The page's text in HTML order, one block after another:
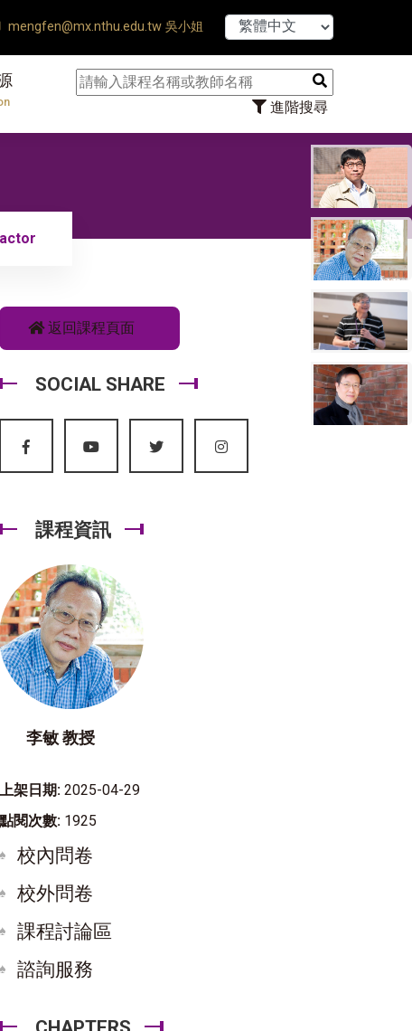
mengfen@mx.nthu.edu.tw 吳小姐
進階搜尋
【7/31】
返回課程頁面
SOCIAL SHARE
課程資訊
李敏 教授
上架日期: 2025-04-29
點閱次數: 1925
校內問卷
校外問卷
課程討論區
諮詢服務